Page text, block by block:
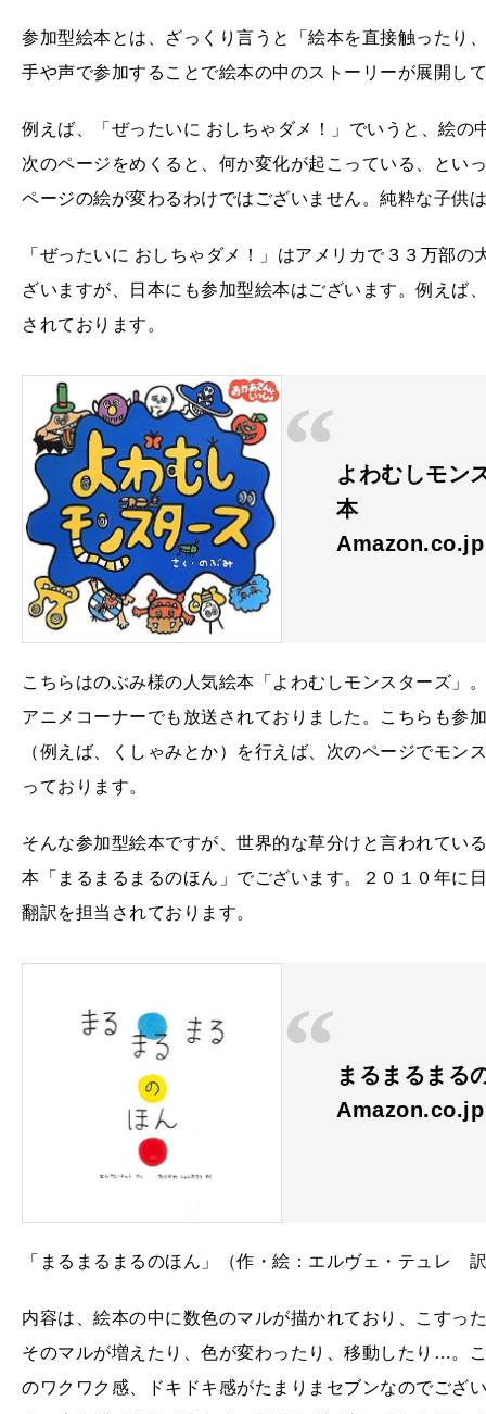
参加型絵本とは、ざっくり言うと「絵本を直接触ったり
手や声で参加することで絵本の中のストーリーが展開し
例えば、「ぜったいに おしちゃダメ！」でいうと、絵
次のページをめくると、何か変化が起こっている、とい
ページの絵が変わるわけではございません。純粋な子供
「ぜったいに おしちゃダメ！」はアメリカで３３万部
ざいますが、日本にも参加型絵本はございます。例えば
されております。
よわむしモン
本
Amazon.co.jp
こちらはのぶみ様の人気絵本「よわむしモンスターズ」
アニメコーナーでも放送されておりました。こちらも参
（例えば、くしゃみとか）を行えば、次のページでモ
っております。
そんな参加型絵本ですが、世界的な草分けと言われてい
本「まるまるまるのほん」でございます。２０１０年に
翻訳を担当されております。
まるまるまる
Amazon.co.jp
「まるまるまるのほん」（作・絵：エルヴェ・テュレ
内容は、絵本の中に数色のマルが描かれており、こすっ
そのマルが増えたり、色が変わったり、移動したり…。
のワクワク感、ドキドキ感がたまりまセブンなのでござ